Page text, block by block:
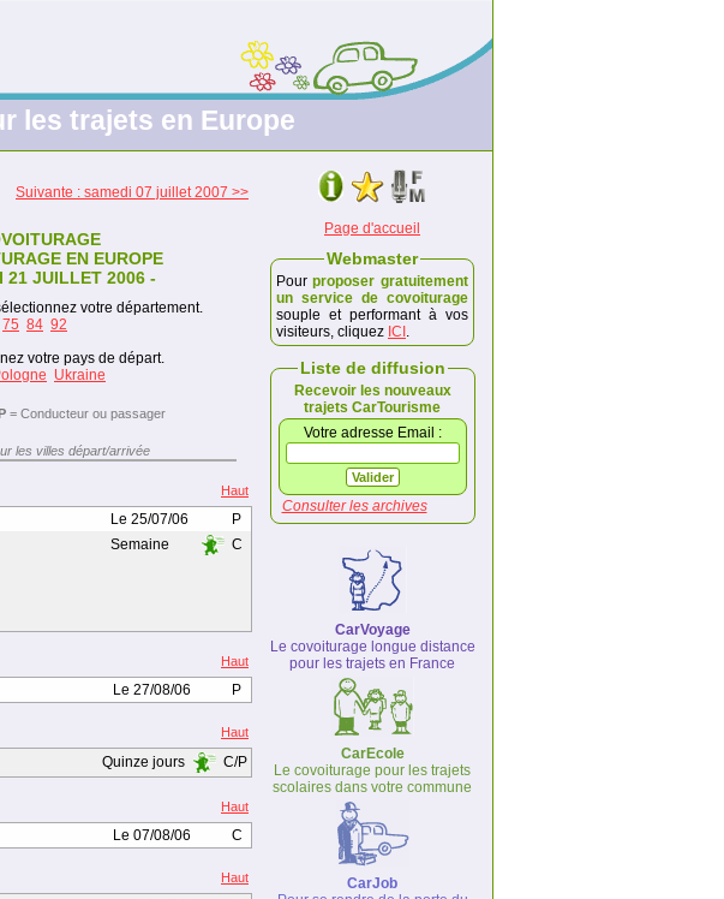
les trajets en Europe
Suivante : samedi 07 juillet 2007 >>
EN EUROPE
21 JUILLET 2006 -
votre département.
75 84 92
votre pays de départ.
Ukraine
= Conducteur ou passager
les villes départ/arrivée
Haut
Le 25/07/06
P
Semaine
C
Haut
Le 27/08/06 P
Haut
Quinze jours C/P
Haut
Le 07/08/06 C
Haut
Page d'accueil
Webmaster
Pour proposer gratuitement
un service de covoiturage
souple et performant à vos
visiteurs, cliquez ICI .
Liste de diffusion
Recevoir les nouveaux
trajets CarTourisme
Votre adresse Email :
Consulter les archives
CarVoyage
Le covoiturage longue distance
pour les trajets en France
CarEcole
Le covoiturage pour les trajets
scolaires dans votre commune
CarJob